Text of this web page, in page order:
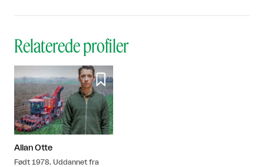
Relaterede profiler

Allan Otte
Født 1978. Uddannet fra